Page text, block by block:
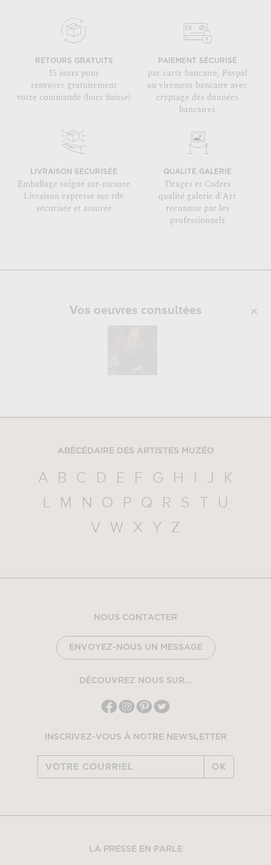
RETOURS GRATUITS
15 jours pour
renvoyer gratuitement
votre commande (hors Suisse)
PAIEMENT SÉCURISÉ
par carte bancaire, Paypal
ou virement bancaire avec
cryptage des données
bancaires
LIVRAISON SÉCURISÉE
Emballage soigné sur-mesure
Livraison expresse sur rdv
sécurisée et assurée
QUALITÉ GALERIE
Tirages et Cadres
qualité galerie d'Art
reconnue par les
professionnels
Vos oeuvres consultées
ABÉCÉDAIRE DES ARTISTES MUZÉO
A B C D E F G H I J
K
L
M N O P Q R S T
U
V
W X Y Z
NOUS CONTACTER
ENVOYEZ-NOUS UN MESSAGE
DÉCOUVREZ NOUS SUR...
INSCRIVEZ-VOUS À NOTRE NEWSLETTER
OK
LA PRESSE EN PARLE